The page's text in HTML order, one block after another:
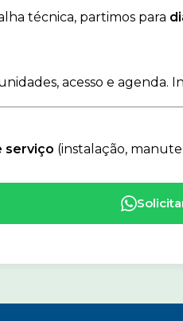
técnica, partimos para
acesso e agenda.
serviço (instalação,